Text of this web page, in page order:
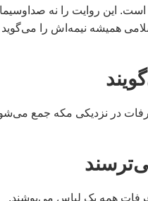
این روایت را نه صداوسیما،
همیشه نیمه‌اش را می‌گوید
عرفات در نزدیکی مکه جمع